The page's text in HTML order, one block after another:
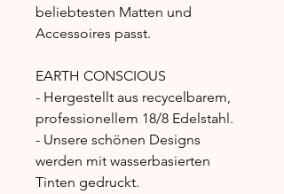
beliebtesten Matten und
Accessoires passt.
EARTH CONSCIOUS
- Hergestellt aus recycelbarem,
professionellem 18/8 Edelstahl.
- Unsere schönen Designs
werden mit wasserbasierten
Tinten gedruckt.